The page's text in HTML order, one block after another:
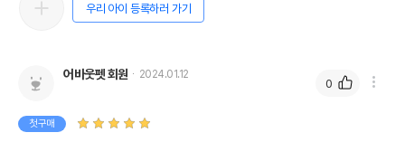
우리 아이 등록하러 가기
어바웃펫 회원 2024.01.12
첫구매
0